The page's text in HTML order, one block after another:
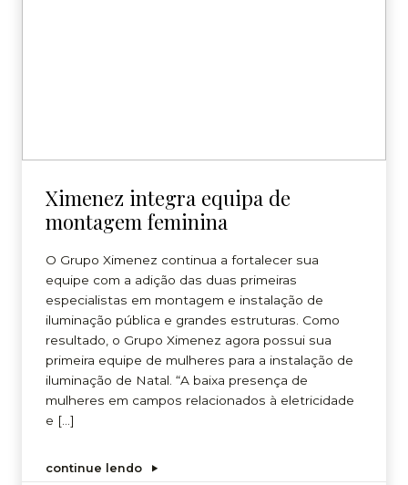
Ximenez integra equipa de
montagem feminina
O Grupo Ximenez continua a fortalecer sua
equipe com a adição das duas primeiras
especialistas em montagem e instalação de
iluminação pública e grandes estruturas. Como
resultado, o Grupo Ximenez agora possui sua
primeira equipe de mulheres para a instalação de
iluminação de Natal. “A baixa presença de
mulheres em campos relacionados à eletricidade
e […]
continue lendo